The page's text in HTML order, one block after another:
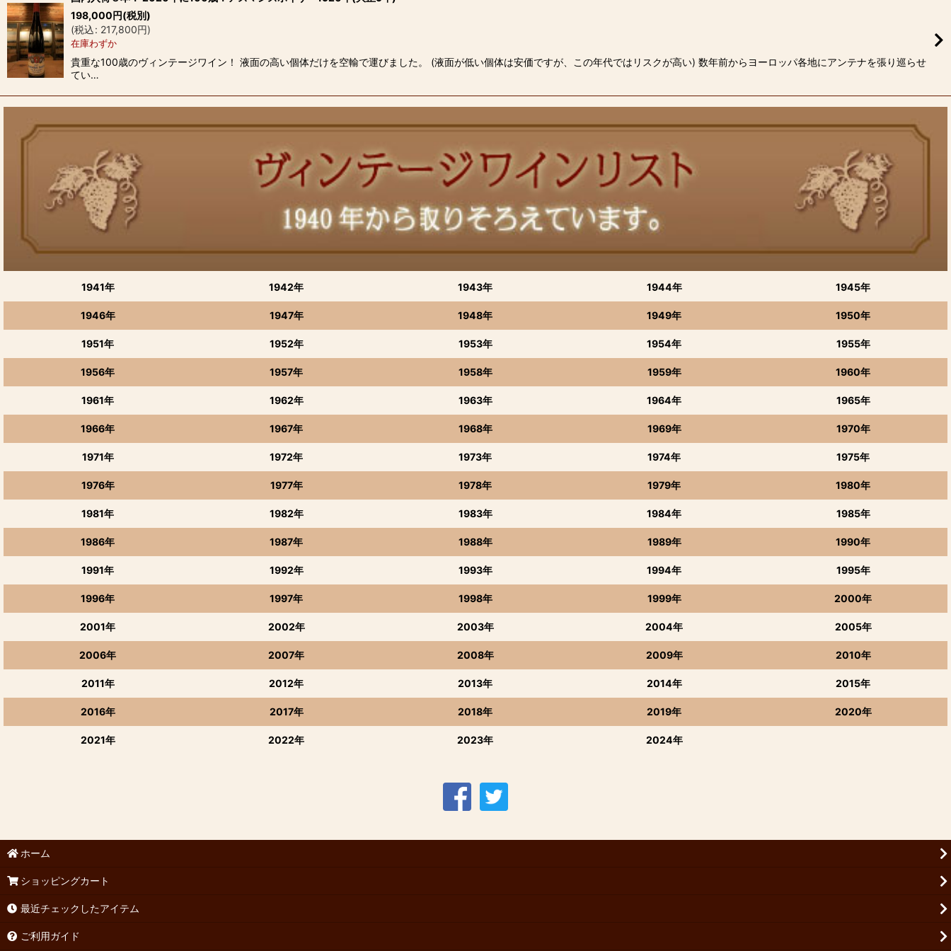
並び順:
絞り込む
198,000円(税別)
(税込: 217,800円)
在庫わずか
貴重な100歳のヴィンテージワイン！ 液面の高い個体だけを空輸で運びました。 (液面が低い個体は安価ですが、この年代ではリスクが高い) 数年前からヨーロッパ各地にアンテナを張り巡らせ
てい…
1941年 1942年 1943年 1944年 1945年
1946年 1947年 1948年 1949年 1950年
1951年 1952年 1953年 1954年 1955年
1956年 1957年 1958年 1959年 1960年
1961年 1962年 1963年 1964年 1965年
1966年 1967年 1968年 1969年 1970年
1971年 1972年 1973年 1974年 1975年
1976年 1977年 1978年 1979年 1980年
1981年 1982年 1983年 1984年 1985年
1986年 1987年 1988年 1989年 1990年
1991年 1992年 1993年 1994年 1995年
1996年 1997年 1998年 1999年 2000年
2001年 2002年 2003年 2004年 2005年
2006年 2007年 2008年 2009年 2010年
2011年 2012年 2013年 2014年 2015年
2016年 2017年 2018年 2019年 2020年
2021年 2022年 2023年 2024年
ホーム
ショッピングカート
最近チェックしたアイテム
ご利用ガイド